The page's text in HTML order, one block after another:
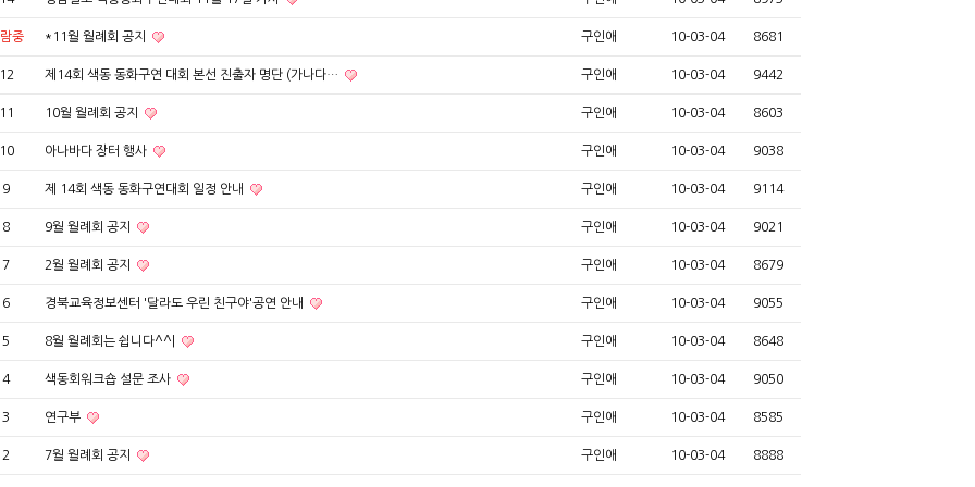
중 *11월 월례회 공지 구인애 10-03-04 8681
제14회 색동 동화구연 대회 본선 진출자 명단 (가나다… 구인애 10-03-04 9442
10월 월례회 공지 구인애 10-03-04 8603
아나바다 장터 행사 구인애 10-03-04 9038
9 제 14회 색동 동화구연대회 일정 안내 구인애 10-03-04 9114
8 9월 월례회 공지 구인애 10-03-04 9021
7 2월 월례회 공지 구인애 10-03-04 8679
6 경북교육정보센터 '달라도 우린 친구야'공연 안내 구인애 10-03-04 9055
5 8월 월례회는 쉽니다^^| 구인애 10-03-04 8648
4 색동회워크숍 설문 조사 구인애 10-03-04 9050
3 연구부 구인애 10-03-04 8585
2 7월 월례회 공지 구인애 10-03-04 8888